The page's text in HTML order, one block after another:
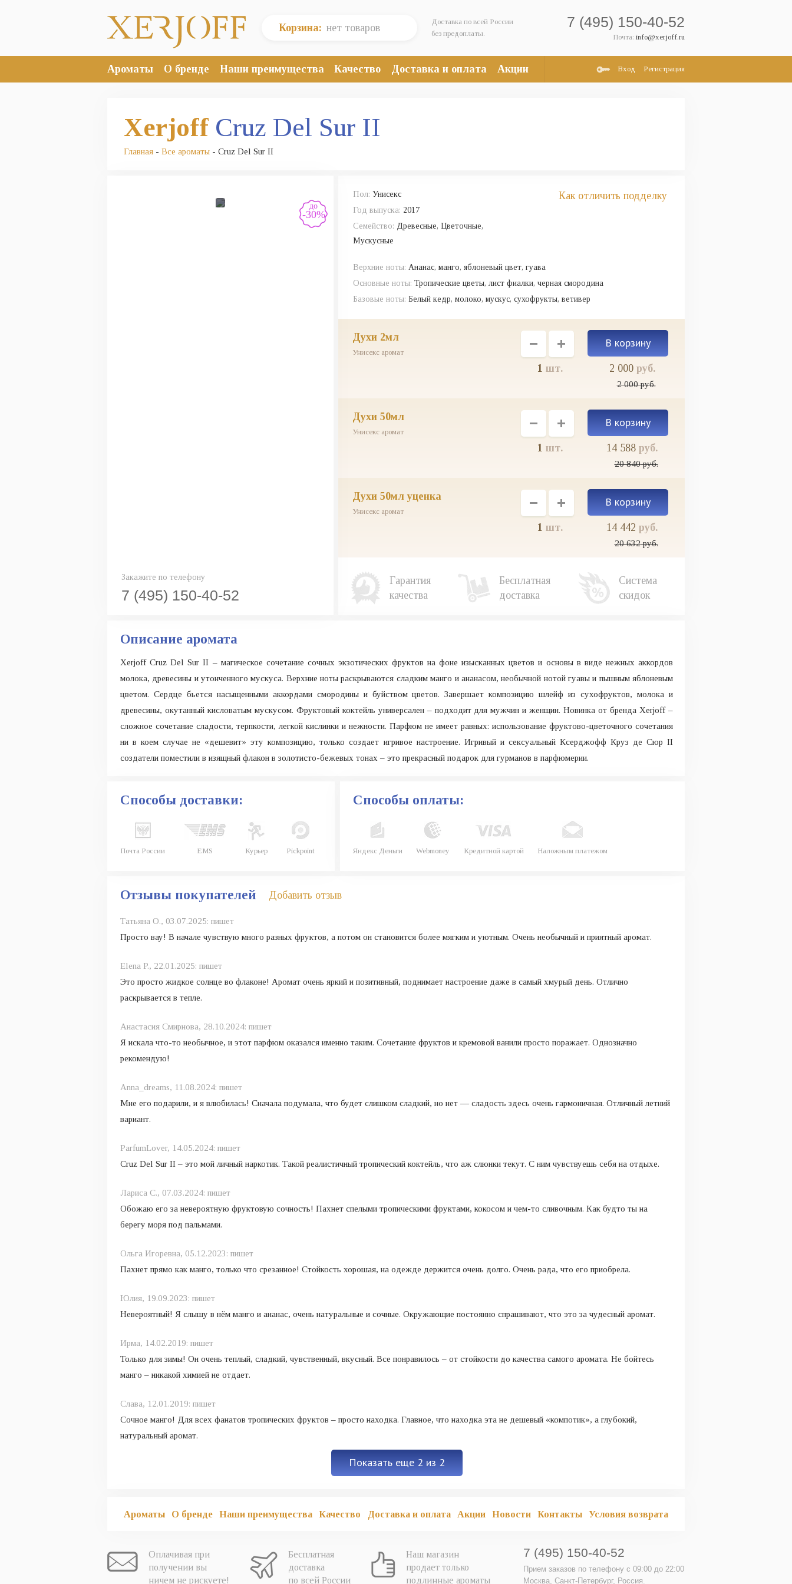
Корзина: нет товаров
Доставка по всей России
без предоплаты.
7 (495) 150-40-52
Почта: info@xerjoff.ru
Ароматы О бренде Наши преимущества Качество Доставка и оплата Акции Вход Регистрация
Xerjoff Cruz Del Sur II
Главная - Все ароматы - Cruz Del Sur II
до
-30%
Закажите по телефону
7 (495) 150-40-52
Как отличить подделку
Пол: Унисекс
Год выпуска: 2017
Семейство: Древесные, Цветочные,
Мускусные
Верхние ноты: Ананас, манго, яблоневый цвет, гуава
Основные ноты: Тропические цветы, лист фиалки, черная смородина
Базовые ноты: Белый кедр, молоко, мускус, сухофрукты, ветивер
духи 2мл
Унисекс аромат
1 шт. 2 000 руб.
2 000руб.
духи 50мл
Унисекс аромат
1 шт. 14 588 руб.
20 840руб.
духи 50мл уценка
Унисекс аромат
1 шт. 14 442 руб.
20 632руб.
Гарантия
качества
Бесплатная
доставка
Система
скидок
Описание аромата
Xerjoff Cruz Del Sur II – магическое сочетание сочных экзотических фруктов на фоне изысканных цветов и основы в виде нежных аккордов
молока, древесины и утонченного мускуса. Верхние ноты раскрываются сладким манго и ананасом, необычной нотой гуавы и пышным яблоневым
цветом. Сердце бьется насыщенными аккордами смородины и буйством цветов. Завершает композицию шлейф из сухофруктов, молока и
древесины, окутанный кисловатым мускусом. Фруктовый коктейль универсален – подходит для мужчин и женщин. Новинка от бренда Xerjoff –
сложное сочетание сладости, терпкости, легкой кислинки и нежности. Парфюм не имеет равных: использование фруктово-цветочного сочетания
ни в коем случае не «дешевит» эту композицию, только создает игривое настроение. Игривый и сексуальный Ксерджофф Круз де Сюр II
создатели поместили в изящный флакон в золотисто-бежевых тонах – это прекрасный подарок для гурманов в парфюмерии.
Способы доставки:
Почта России EMS Курьер Pickpoint
Способы оплаты:
Яндекс Деньги Webmoney Кредитной картой Наложным платежом
Отзывы покупателей Добавить отзыв
Татьяна О., 03.07.2025: пишет
Просто вау! В начале чувствую много разных фруктов, а потом он становится более мягким и уютным. Очень необычный и приятный аромат.
Elena P., 22.01.2025: пишет
Это просто жидкое солнце во флаконе! Аромат очень яркий и позитивный, поднимает настроение даже в самый хмурый день. Отлично
раскрывается в тепле.
Анастасия Смирнова, 28.10.2024: пишет
Я искала что-то необычное, и этот парфюм оказался именно таким. Сочетание фруктов и кремовой ванили просто поражает. Однозначно
рекомендую!
Anna_dreams, 11.08.2024: пишет
Мне его подарили, и я влюбилась! Сначала подумала, что будет слишком сладкий, но нет — сладость здесь очень гармоничная. Отличный летний
вариант.
ParfumLover, 14.05.2024: пишет
Cruz Del Sur II – это мой личный наркотик. Такой реалистичный тропический коктейль, что аж слюнки текут. С ним чувствуешь себя на отдыхе.
Лариса С., 07.03.2024: пишет
Обожаю его за невероятную фруктовую сочность! Пахнет спелыми тропическими фруктами, кокосом и чем-то сливочным. Как будто ты на
берегу моря под пальмами.
Ольга Игоревна, 05.12.2023: пишет
Пахнет прямо как манго, только что срезанное! Стойкость хорошая, на одежде держится очень долго. Очень рада, что его приобрела.
Юлия, 19.09.2023: пишет
Невероятный! Я слышу в нём манго и ананас, очень натуральные и сочные. Окружающие постоянно спрашивают, что это за чудесный аромат.
Ирма, 14.02.2019: пишет
Только для зимы! Он очень теплый, сладкий, чувственный, вкусный. Все понравилось – от стойкости до качества самого аромата. Не бойтесь
манго – никакой химией не отдает.
Слава, 12.01.2019: пишет
Сочное манго! Для всех фанатов тропических фруктов – просто находка. Главное, что находка эта не дешевый «компотик», а глубокий,
натуральный аромат.
Показать еще 2 из 2
Ароматы О бренде Наши преимущества Качество Доставка и оплата Акции Новости Контакты Условия возврата
Оплачивая при
получении вы
ничем не рискуете!
Бесплатная
доставка
по всей России
Наш магазин
продает только
подлинные ароматы
7 (495) 150-40-52
Прием заказов по телефону с 09:00 до 22:00
Москва, Санкт-Петербург, Россия.